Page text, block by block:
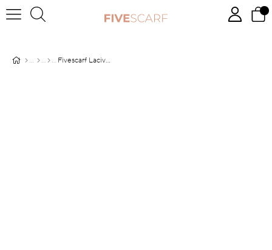
Fivescarf Lacivert Yaprak Desen Cotton Şal